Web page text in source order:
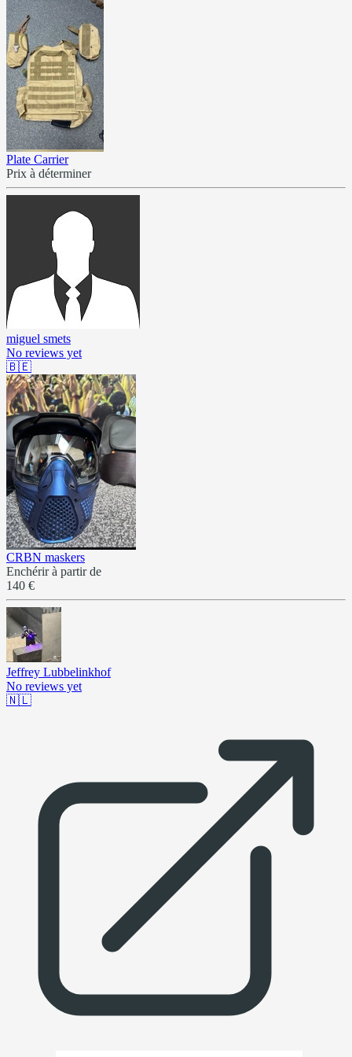
Plate Carrier
Prix à déterminer
miguel smets
No reviews yet
🇧🇪
CRBN maskers
Enchérir à partir de
140 €
Jeffrey Lubbelinkhof
No reviews yet
🇳🇱